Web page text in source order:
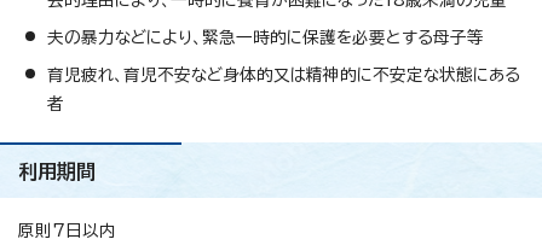
夫の暴力などにより、緊急一時的に保護を必要とする母子等
育児疲れ、育児不安など身体的又は精神的に不安定な状態にある
者
利用期間
原則7日以内